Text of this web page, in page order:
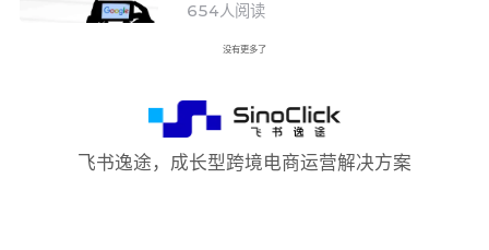
654人阅读
没有更多了
飞书逸途，成长型跨境电商运营解决方案